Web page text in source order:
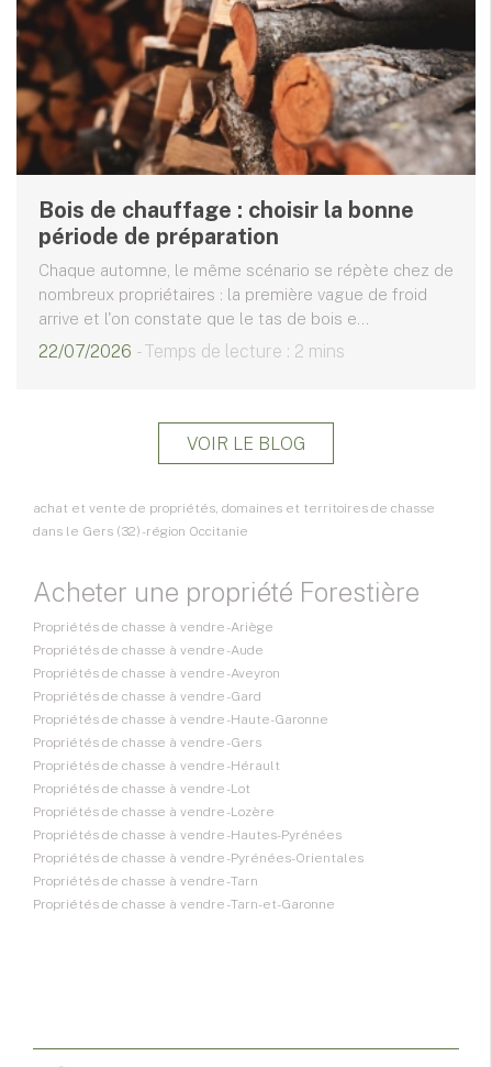
Bois de chauffage : choisir la bonne
période de préparation
Chaque automne, le même scénario se répète chez de
nombreux propriétaires : la première vague de froid
arrive et l'on constate que le tas de bois e...
22/07/2026 - Temps de lecture : 2 mins
VOIR LE BLOG
achat et vente de propriétés, domaines et territoires de chasse
dans le Gers (32) - région Occitanie
Acheter une propriété Forestière
Propriétés de chasse à vendre - Ariège
Propriétés de chasse à vendre - Aude
Propriétés de chasse à vendre - Aveyron
Propriétés de chasse à vendre - Gard
Propriétés de chasse à vendre - Haute-Garonne
Propriétés de chasse à vendre - Gers
Propriétés de chasse à vendre - Hérault
Propriétés de chasse à vendre - Lot
Propriétés de chasse à vendre - Lozère
Propriétés de chasse à vendre - Hautes-Pyrénées
Propriétés de chasse à vendre - Pyrénées-Orientales
Propriétés de chasse à vendre - Tarn
Propriétés de chasse à vendre - Tarn-et-Garonne